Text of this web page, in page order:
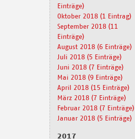
Einträge)
Oktober 2018 (1 Eintrag)
September 2018 (11
Einträge)
August 2018 (6 Einträge)
Juli 2018 (5 Einträge)
Juni 2018 (7 Einträge)
Mai 2018 (9 Einträge)
April 2018 (15 Einträge)
März 2018 (7 Einträge)
Februar 2018 (7 Einträge)
Januar 2018 (5 Einträge)
2017